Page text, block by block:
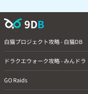
9DB
白猫プロジェクト攻略 - 白猫DB
ドラクエウォーク攻略 - みんドラ
GO Raids